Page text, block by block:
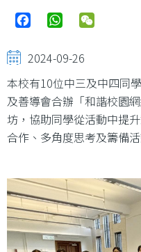
FacebookWhatsApp
2024-09-26
本校有10位中三及中四同
及善導會合辦「和諧校園
坊，協助同學從活動中提
合作、多角度思考及籌備